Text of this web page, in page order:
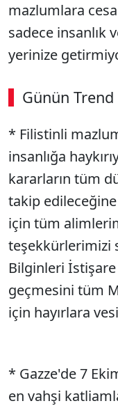
mazlumlara
sadece insanlık
yerinize
Günün
00:03 / 08:43
* Filistinli
insanlığa
kararların tüm
takip
için tüm
teşekkürlerimizi
Bilginleri İstişare
geçmesini tüm
için hayırlara
* Gazze'de 7
en vahşi